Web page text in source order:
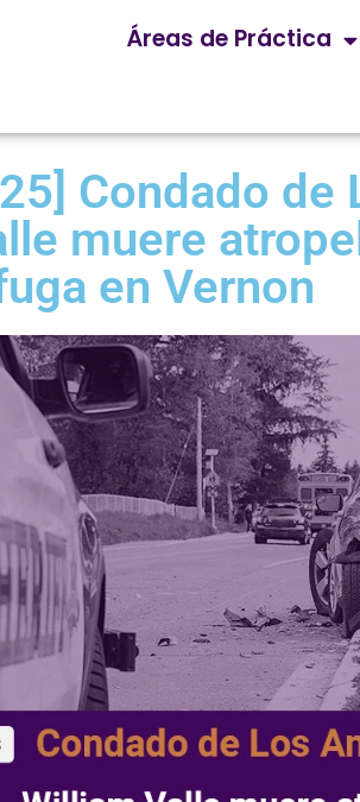
Áreas de Práctica
Condado de
muere
en Vernon